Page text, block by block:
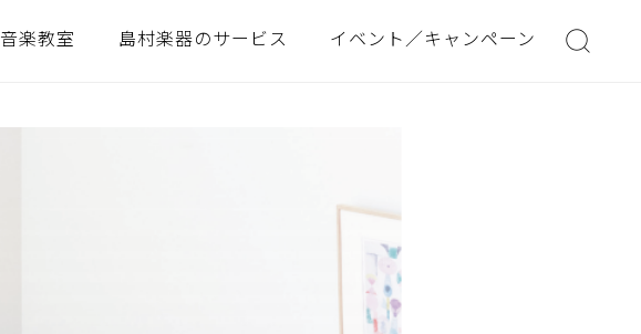
音楽教室 島村楽器のサービス イベント／キャンペーン